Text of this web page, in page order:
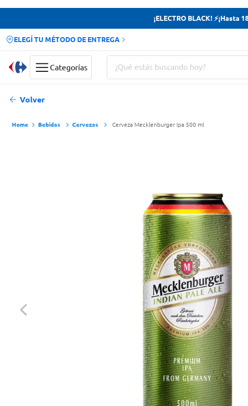
¡ELECTRO BLACK! ⚡¡Hasta
ELEGÍ TU MÉTODO DE ENTREGA
Categorías
¿Qué estás buscando hoy?
Volver
Bebidas Cervezas Cerveza Mecklenburger Ipa 500 ml
Términos más buscados